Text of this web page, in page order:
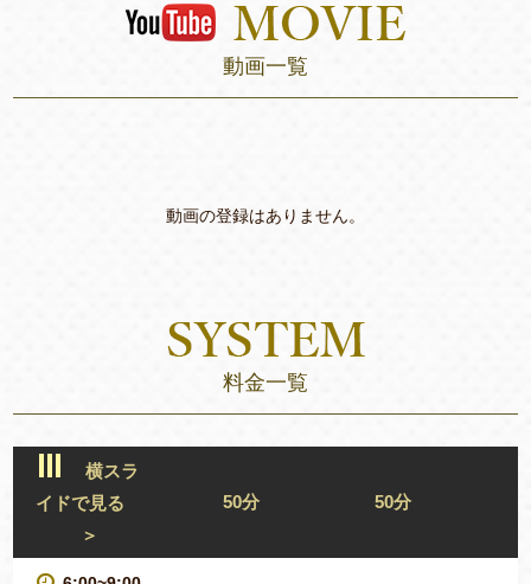
動画一覧
動画の登録はありません。
料金一覧
横スラ
イドで見る
＞
50分 50分